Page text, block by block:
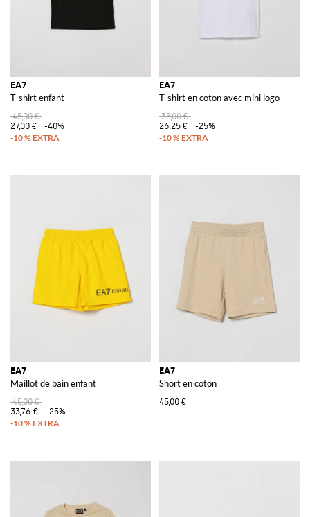
EA7
T-shirt enfant
45,00 €
27,00 €
-40%
EA7
T-shirt en coton avec mini logo
35,00 €
26,25 €
-25%
EA7
Maillot de bain enfant
45,00 €
33,76 €
-25%
EA7
Short en coton
45,00 €